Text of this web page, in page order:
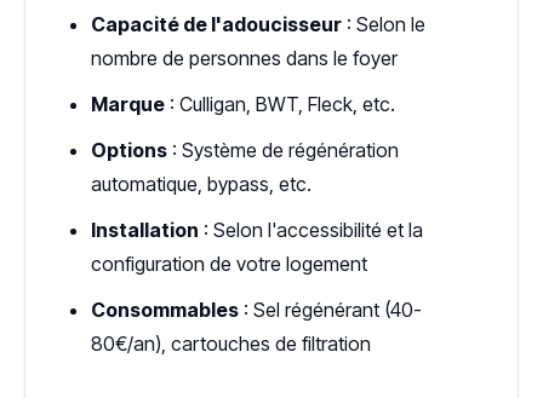
Capacité de l'adoucisseur : Selon le
nombre de personnes dans le foyer
Marque : Culligan, BWT, Fleck, etc.
Options : Système de régénération
automatique, bypass, etc.
Installation : Selon l'accessibilité et la
configuration de votre logement
Consommables : Sel régénérant (40-
80€/an), cartouches de filtration